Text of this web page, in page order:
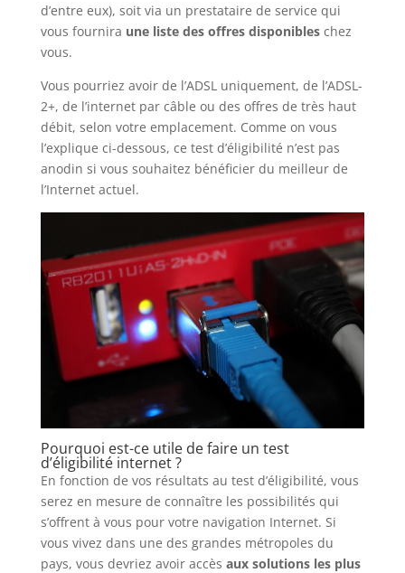
d’entre eux), soit via un prestataire de service qui
vous fournira une liste des offres disponibleschez
vous.
Vous pourriez avoir de l’ADSL uniquement, de l’ADSL-
2+, de l’internet par câble ou des offres de très haut
débit, selon votre emplacement. Comme on vous
l’explique ci-dessous, ce test d’éligibilité n’est pas
anodin si vous souhaitez bénéficier du meilleur de
l’Internet actuel.
Pourquoi est-ce utile de faire un test
d’éligibilité internet ?
En fonction de vos résultats au test d’éligibilité, vous
serez en mesure de connaître les possibilités qui
s’offrent à vous pour votre navigation Internet. Si
vous vivez dans une des grandes métropoles du
pays, vous devriez avoir accès aux solutions les plus